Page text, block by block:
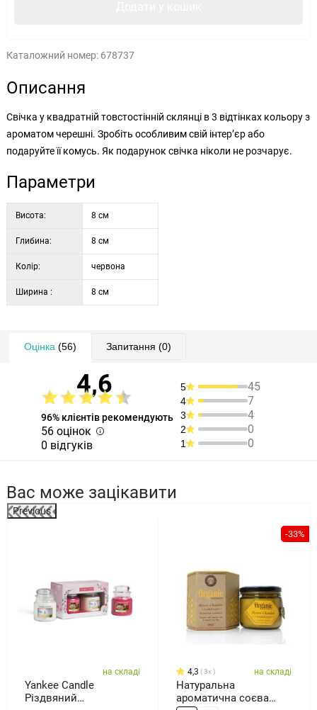
Каталожний номер: 678737
Описання
Свічка у квадратній товстостінній склянці в 3 відтінках кольору з
ароматом черешні. Зробіть особливим свій інтер’єр або
подаруйте її комусь. Як подарунок свічка ніколи не розчарує.
Параметри
Висота: 8 см
Глибина: 8 см
Колір: червона
Ширина : 8 см
Оцінка (56) Запитання (0)
4,6
96% клієнтів рекомендують
56 оцінок
0 відгуків
5 45
4 7
3 4
2 0
1 0
Вас може зацікавити
Previous
на складі
Yankee Candle
Різдвяний
-33%
4,3 3x на складі
Натуральна
ароматична соєва